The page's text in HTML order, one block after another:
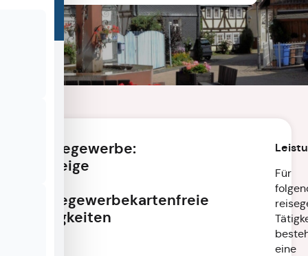
Reisegewerbe:
Anzeige
reisegewerbekartenfreie
Tätigkeiten
Für
eine